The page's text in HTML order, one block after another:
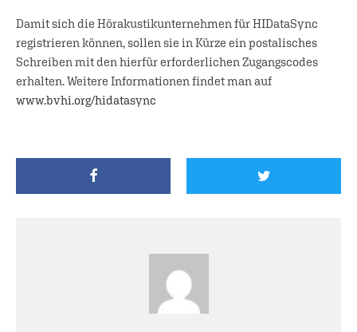
Damit sich die Hörakustikunternehmen für HIDataSync
registrieren können, sollen sie in Kürze ein postalisches
Schreiben mit den hierfür erforderlichen Zugangscodes
erhalten. Weitere Informationen findet man auf
www.bvhi.org/hidatasync